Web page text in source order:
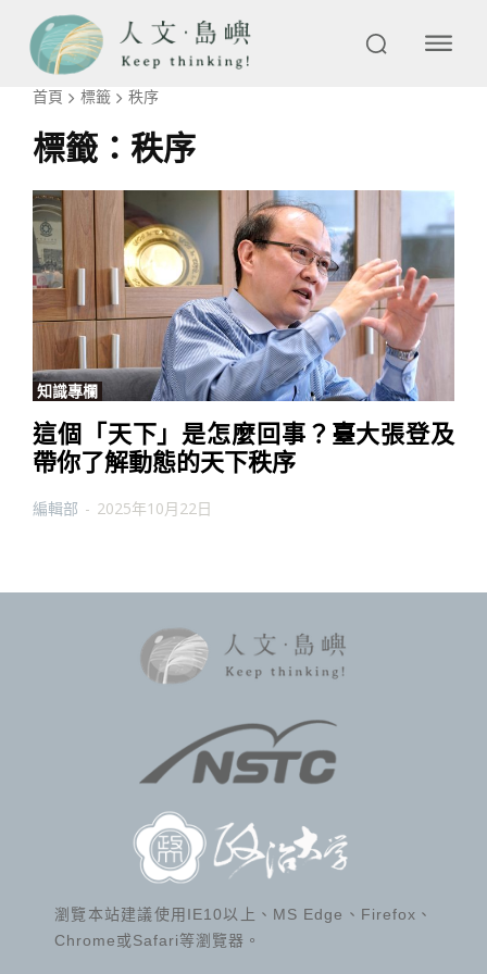
首頁 標籤 秩序
標籤： 秩序
知識專欄
這個「天下」是怎麼回事？臺大張登及
帶你了解動態的天下秩序
編輯部 - 2025年10月22日
瀏覽本站建議使用IE10以上、MS Edge、Firefox、
Chrome或Safari等瀏覽器。